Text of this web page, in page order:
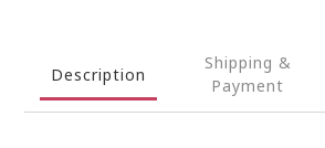
Description
Shipping &
Payment